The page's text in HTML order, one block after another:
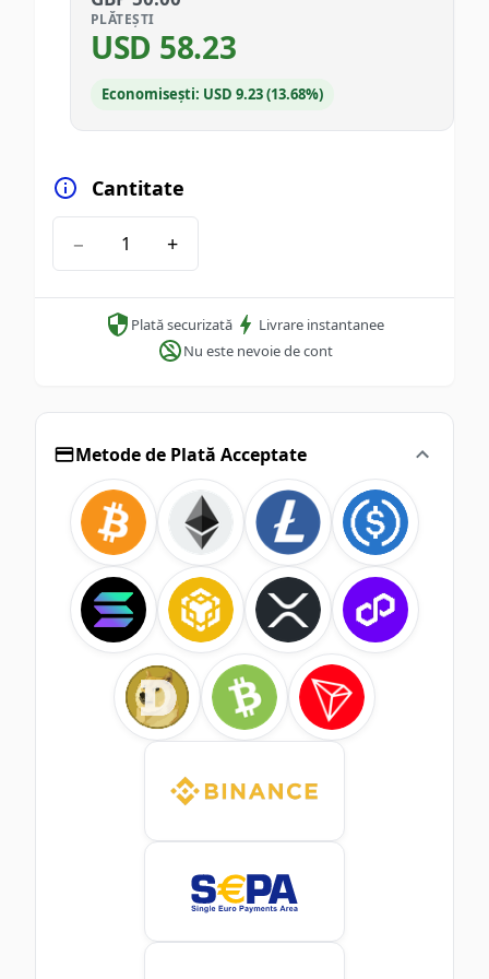
PLĂTEȘTI
USD 58.23
Economisești: USD 9.23 (13.68%)
Cantitate
− +
Plată securizată
Livrare instantanee
Nu este nevoie de cont
Metode de Plată Acceptate